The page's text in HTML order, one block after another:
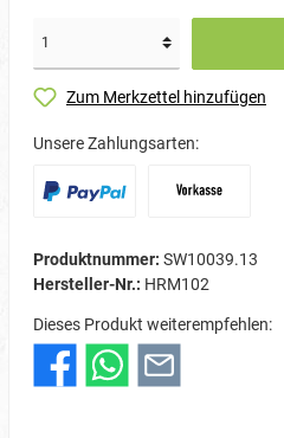
Zum Merkzettel hinzufügen
Unsere Zahlungsarten:
Produktnummer: SW10039.13
Hersteller-Nr.: HRM102
Dieses Produkt weiterempfehlen: